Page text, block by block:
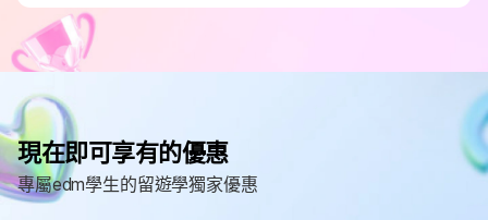
現在即可享有的優惠
專屬edm學生的留遊學獨家優惠